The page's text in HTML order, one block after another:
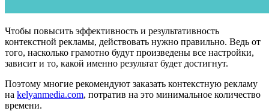
Чтобы повысить эффективность и результативность
контекстной рекламы, действовать нужно правильно. Ведь от
того, насколько грамотно будут произведены все настройки,
зависит и то, какой именно результат будет достигнут.
Поэтому многие рекомендуют заказать контекстную рекламу
на kelyanmedia.com, потратив на это минимальное количество
времени.